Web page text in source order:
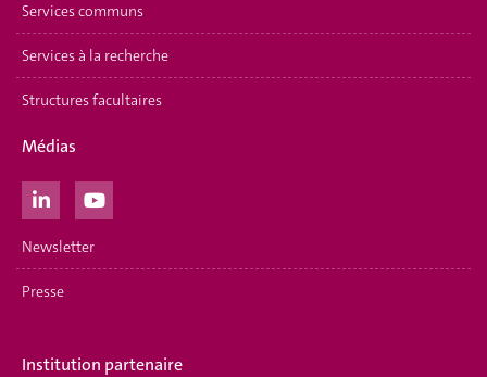
Services communs
Services à la recherche
Structures facultaires
Médias
Newsletter
Presse
Institution partenaire